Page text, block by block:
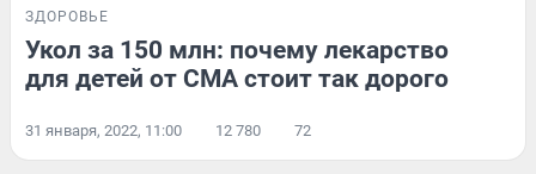
ЗДОРОВЬЕ
Укол за 150 млн: почему лекарство
для детей от СМА стоит так дорого
31 января, 2022, 11:00 12 780 72